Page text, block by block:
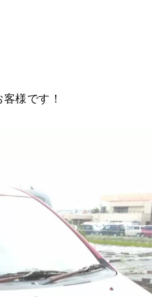
様です！